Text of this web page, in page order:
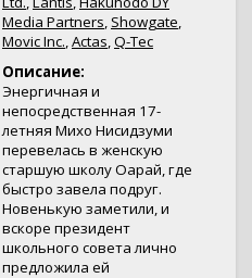
Media Partners,Showgate,
Movic Inc.,Actas,Q-Tec
Описание:
Энергичная и
непосредственная 17-
летняя Михо Нисидзуми
перевелась в женскую
старшую школу Оарай, где
быстро завела подруг.
Новенькую заметили, и
вскоре президент
школьного совета лично
предложила ей